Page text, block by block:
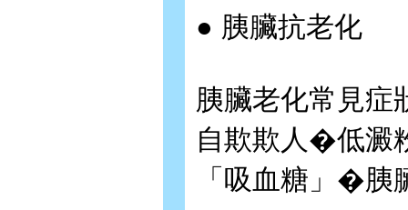
● 胰臟抗老化
胰臟老化常見
自欺欺人�低澱
「吸血糖」�胰